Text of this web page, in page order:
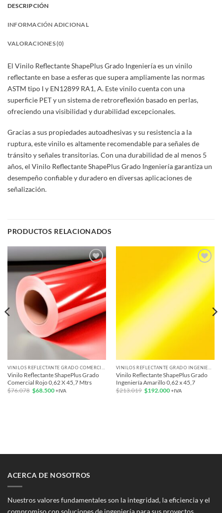
DESCRIPCIÓN
INFORMACIÓN ADICIONAL
VALORACIONES (0)
El Vinilo Reflectante ShapePlus Grado Ingeniería es un vinilo
reflectante en base a esferas que supera ampliamente las normas
ASTM tipo I y EN12899 RA1, A. Este vinilo cuenta con una
superficie PET y un sistema de retroreflexión basado en perlas,
ofreciendo una visibilidad y durabilidad excepcionales.
Gracias a sus propiedades autoadhesivas y su resistencia a la
ruptura, este vinilo es altamente recomendable para señales de
tránsito y señales transitorias. Con una durabilidad de al menos 5
años, el Vinilo Reflectante ShapePlus Grado Ingeniería garantiza un
desempeño confiable y duradero en diversas aplicaciones de
señalización.
PRODUCTOS RELACIONADOS
Add to
wishlist
Vinilo Reflectante ShapePlus Grado
Comercial Rojo 0,62 X 45,7 Mtrs
$76.078 El
precio
$68.500El+IVA
Add to
Vinilo Reflectante ShapePlus Grado
Ingeniería Amarillo 0,62 x 45,7
$213.019 El
precio
$192.000El+IVA
ACERCA DE NOSOTROS
Nuestros valores fundamentales son la integridad, la eficiencia y el
compromiso con soluciones de ingeniería para sus proyectos,